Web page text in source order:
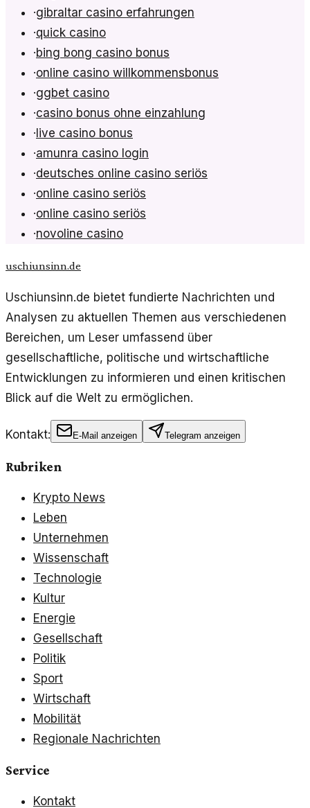
·gibraltar casino erfahrungen
·quick casino
·bing bong casino bonus
·online casino willkommensbonus
·ggbet casino
·casino bonus ohne einzahlung
·live casino bonus
·amunra casino login
·deutsches online casino seriös
·online casino seriös
·online casino seriös
·novoline casino
uschiunsinn.de
Uschiunsinn.de bietet fundierte Nachrichten und
Analysen zu aktuellen Themen aus verschiedenen
Bereichen, um Leser umfassend über
gesellschaftliche, politische und wirtschaftliche
Entwicklungen zu informieren und einen kritischen
Blick auf die Welt zu ermöglichen.
Kontakt: E-Mail anzeigen Telegram anzeigen
Rubriken
Krypto News
Leben
Unternehmen
Wissenschaft
Technologie
Kultur
Energie
Gesellschaft
Politik
Sport
Wirtschaft
Mobilität
Regionale Nachrichten
Service
Kontakt